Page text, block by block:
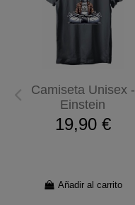
Camiseta Unisex -
Einstein
19,90 €
Añadir al carrito